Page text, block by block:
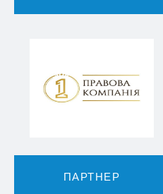
ПАРТНЕР